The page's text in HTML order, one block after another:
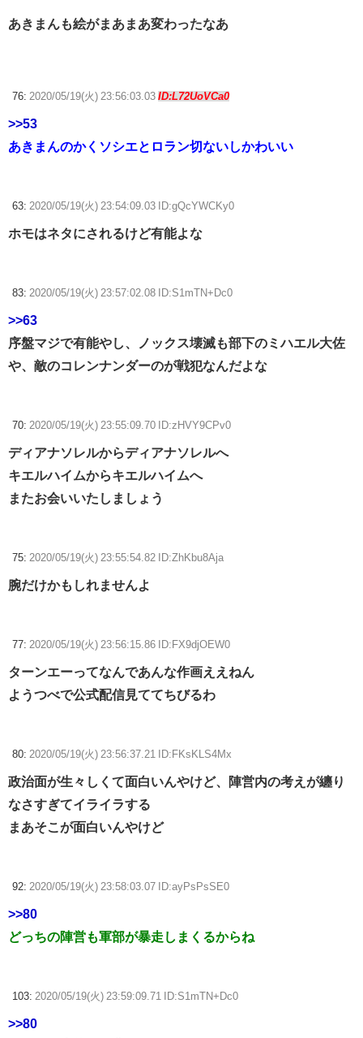
あきまんも絵がまあまあ変わったなあ
76: 2020/05/19(火) 23:56:03.03 ID:L72UoVCa0
>>53
あきまんのかくソシエとロラン切ないしかわいい
63: 2020/05/19(火) 23:54:09.03 ID:gQcYWCKy0
ホモはネタにされるけど有能よな
83: 2020/05/19(火) 23:57:02.08 ID:S1mTN+Dc0
>>63
序盤マジで有能やし、ノックス壊滅も部下のミハエル大佐
や、敵のコレンナンダーのが戦犯なんだよな
70: 2020/05/19(火) 23:55:09.70 ID:zHVY9CPv0
ディアナソレルからディアナソレルへ
キエルハイムからキエルハイムへ
またお会いいたしましょう
75: 2020/05/19(火) 23:55:54.82 ID:ZhKbu8Aja
腕だけかもしれませんよ
77: 2020/05/19(火) 23:56:15.86 ID:FX9djOEW0
ターンエーってなんであんな作画ええねん
ようつべで公式配信見ててちびるわ
80: 2020/05/19(火) 23:56:37.21 ID:FKsKLS4Mx
政治面が生々しくて面白いんやけど、陣営内の考えが纏り
なさすぎてイライラする
まあそこが面白いんやけど
92: 2020/05/19(火) 23:58:03.07 ID:ayPsPsSE0
>>80
どっちの陣営も軍部が暴走しまくるからね
103: 2020/05/19(火) 23:59:09.71 ID:S1mTN+Dc0
>>80